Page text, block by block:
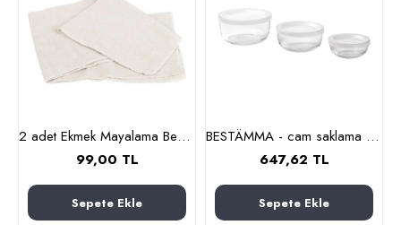
2 adet Ekmek Mayalama Bezi 50x70 cm, %100 Pamuk Amerikan Pasa Bezi
99,00 TL
Sepete Ekle
BESTÄMMA - cam saklama kabı seti (cam)
647,62 TL
Sepete Ekle